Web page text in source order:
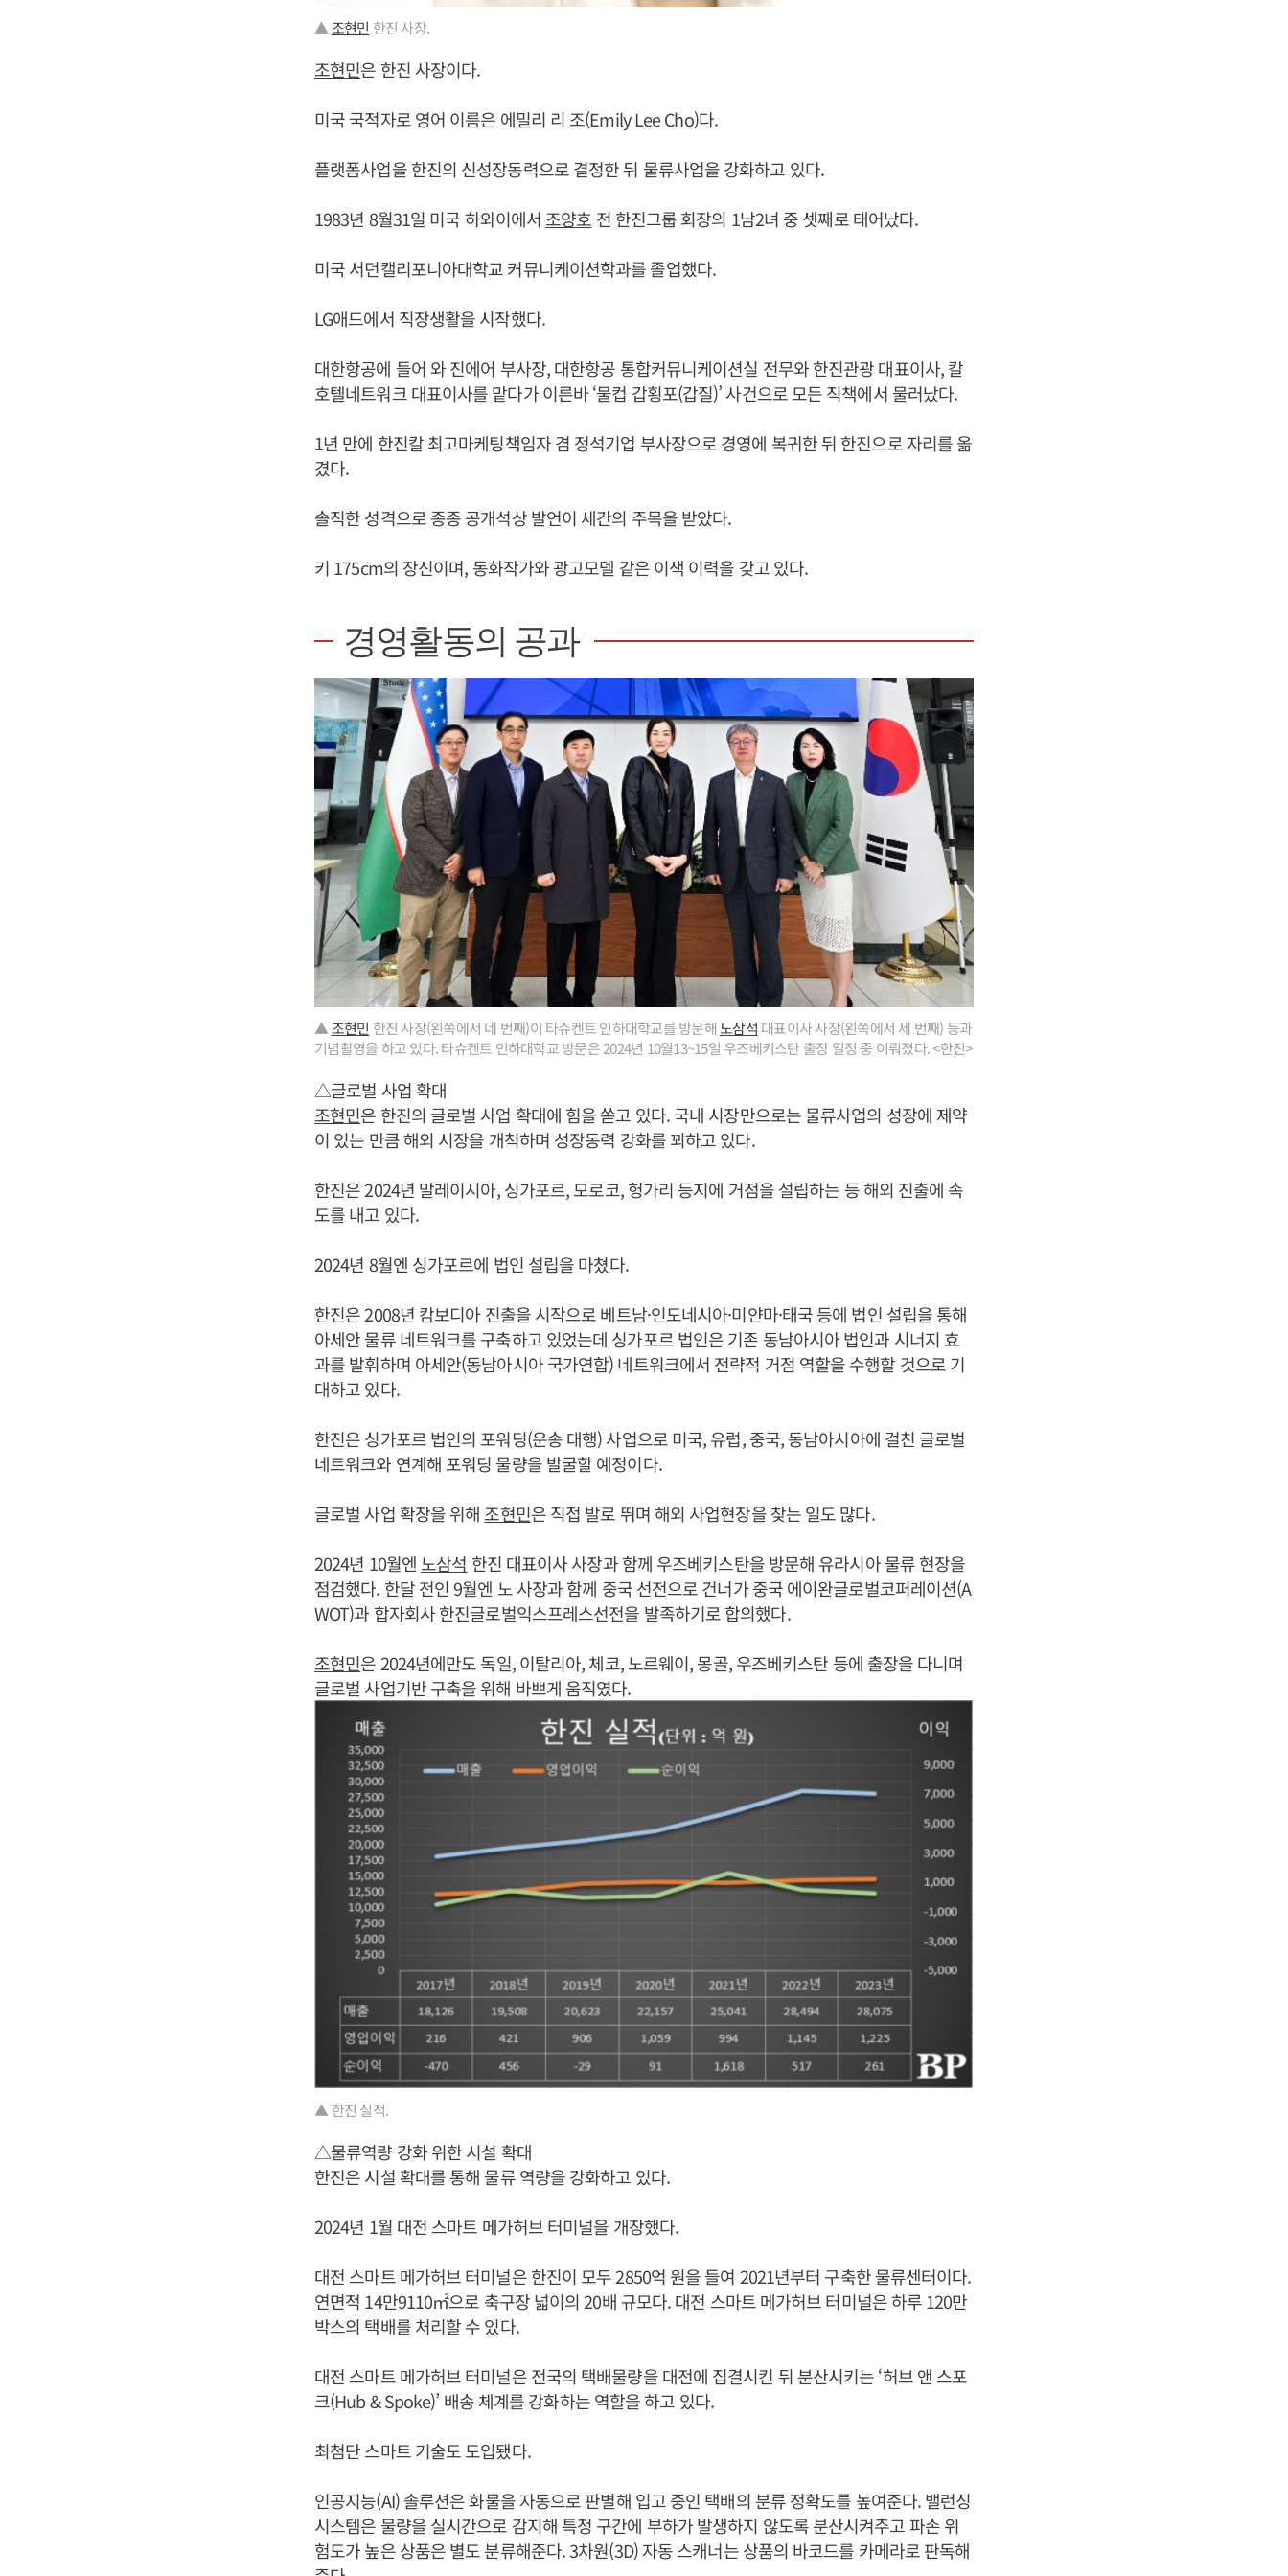
▲조현민 한진 사장.
조현민은 한진 사장이다.
미국 국적자로 영어 이름은 에밀리 리 조(Emily Lee Cho)다.
플랫폼사업을 한진의 신성장동력으로 결정한 뒤 물류사업을 강화하고 있다.
1983년 8월31일 미국 하와이에서 조양호 전 한진그룹 회장의 1남2녀 중 셋째로 태어났다.
미국 서던캘리포니아대학교 커뮤니케이션학과를 졸업했다.
LG애드에서 직장생활을 시작했다.
대한항공에 들어 와 진에어 부사장, 대한항공 통합커뮤니케이션실 전무와 한진관광 대표이사, 칼
호텔네트워크 대표이사를 맡다가 이른바 ‘물컵 갑횡포(갑질)’ 사건으로 모든 직책에서 물러났다.
1년 만에 한진칼 최고마케팅책임자 겸 정석기업 부사장으로 경영에 복귀한 뒤 한진으로 자리를 옮
겼다.
솔직한 성격으로 종종 공개석상 발언이 세간의 주목을 받았다.
키 175cm의 장신이며, 동화작가와 광고모델 같은 이색 이력을 갖고 있다.
경영활동의 공과
▲조현민 한진 사장(왼쪽에서 네 번째)이 타슈켄트 인하대학교를 방문해노삼석 대표이사 사장(왼쪽에서 세 번째) 등과
기념촬영을 하고 있다. 타슈켄트 인하대학교 방문은 2024년 10월13~15일 우즈베키스탄 출장 일정 중 이뤄졌다. <한진>
△글로벌 사업 확대
조현민은 한진의 글로벌 사업 확대에 힘을 쏟고 있다. 국내 시장만으로는 물류사업의 성장에 제약
이 있는 만큼 해외 시장을 개척하며 성장동력 강화를 꾀하고 있다.
한진은 2024년 말레이시아, 싱가포르, 모로코, 헝가리 등지에 거점을 설립하는 등 해외 진출에 속
도를 내고 있다.
2024년 8월엔 싱가포르에 법인 설립을 마쳤다.
한진은 2008년 캄보디아 진출을 시작으로 베트남·인도네시아·미얀마·태국 등에 법인 설립을 통해
아세안 물류 네트워크를 구축하고 있었는데 싱가포르 법인은 기존 동남아시아 법인과 시너지 효
과를 발휘하며 아세안(동남아시아 국가연합) 네트워크에서 전략적 거점 역할을 수행할 것으로 기
대하고 있다.
한진은 싱가포르 법인의 포워딩(운송 대행) 사업으로 미국, 유럽, 중국, 동남아시아에 걸친 글로벌
네트워크와 연계해 포워딩 물량을 발굴할 예정이다.
글로벌 사업 확장을 위해 조현민은 직접 발로 뛰며 해외 사업현장을 찾는 일도 많다.
2024년 10월엔 노삼석 한진 대표이사 사장과 함께 우즈베키스탄을 방문해 유라시아 물류 현장을
점검했다. 한달 전인 9월엔 노 사장과 함께 중국 선전으로 건너가 중국 에이완글로벌코퍼레이션(A
WOT)과 합자회사 한진글로벌익스프레스선전을 발족하기로 합의했다.
조현민은 2024년에만도 독일, 이탈리아, 체코, 노르웨이, 몽골, 우즈베키스탄 등에 출장을 다니며
글로벌 사업기반 구축을 위해 바쁘게 움직였다.
▲ 한진 실적.
△물류역량 강화 위한 시설 확대
한진은 시설 확대를 통해 물류 역량을 강화하고 있다.
2024년 1월 대전 스마트 메가허브 터미널을 개장했다.
대전 스마트 메가허브 터미널은 한진이 모두 2850억 원을 들여 2021년부터 구축한 물류센터이다.
연면적 14만9110㎡으로 축구장 넓이의 20배 규모다. 대전 스마트 메가허브 터미널은 하루 120만
박스의 택배를 처리할 수 있다.
대전 스마트 메가허브 터미널은 전국의 택배물량을 대전에 집결시킨 뒤 분산시키는 ‘허브 앤 스포
크(Hub & Spoke)’ 배송 체계를 강화하는 역할을 하고 있다.
최첨단 스마트 기술도 도입됐다.
인공지능(AI) 솔루션은 화물을 자동으로 판별해 입고 중인 택배의 분류 정확도를 높여준다. 밸런싱
시스템은 물량을 실시간으로 감지해 특정 구간에 부하가 발생하지 않도록 분산시켜주고 파손 위
험도가 높은 상품은 별도 분류해준다. 3차원(3D) 자동 스캐너는 상품의 바코드를 카메라로 판독해